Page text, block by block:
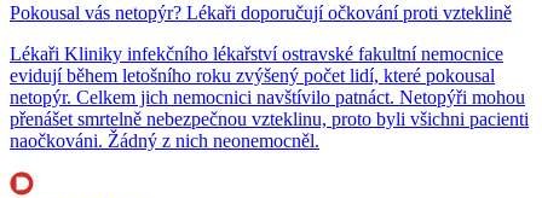
Pokousal vás netopýr? Lékaři doporučují očkování proti vzteklině
Lékaři Kliniky infekčního lékařství ostravské fakultní nemocnice
evidují během letošního roku zvýšený počet lidí, které pokousal
netopýr. Celkem jich nemocnici navštívilo patnáct. Netopýři mohou
přenášet smrtelně nebezpečnou vzteklinu, proto byli všichni pacienti
naočkováni. Žádný z nich neonemocněl.